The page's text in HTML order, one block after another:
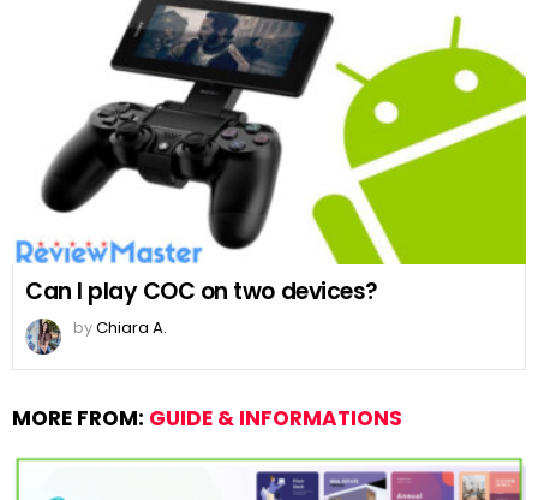
Can I play COC on two devices?
byChiara A.
MORE FROM: GUIDE & INFORMATIONS